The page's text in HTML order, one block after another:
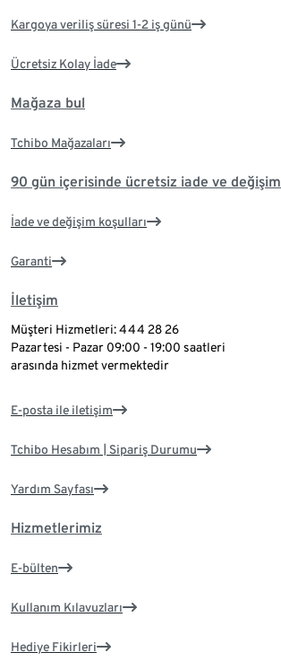
Kargoya veriliş süresi 1-2 iş günü
Ücretsiz Kolay İade
Mağaza bul
Tchibo Mağazaları
90 gün içerisinde ücretsiz iade ve değişim
İade ve değişim koşulları
Garanti
İletişim
Müşteri Hizmetleri: 444 28 26
Pazartesi - Pazar 09:00 - 19:00 saatleri
arasında hizmet vermektedir
E-posta ile iletişim
Tchibo Hesabım | Sipariş Durumu
Yardım Sayfası
Hizmetlerimiz
E-bülten
Kullanım Kılavuzları
Hediye Fikirleri